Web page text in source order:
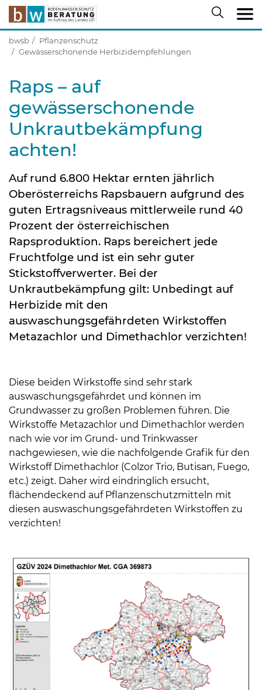
Skip to main content
bwsb
Pflanzenschutz
Gewässerschonende Herbizidempfehlungen
Raps – auf
gewässerschonende
Unkrautbekämpfung
achten!
Auf rund 6.800 Hektar ernten jährlich
Oberösterreichs Rapsbauern aufgrund des
guten Ertragsniveaus mittlerweile rund 40
Prozent der österreichischen
Rapsproduktion. Raps bereichert jede
Fruchtfolge und ist ein sehr guter
Stickstoffverwerter. Bei der
Unkrautbekämpfung gilt: Unbedingt auf
Herbizide mit den
auswaschungsgefährdeten Wirkstoffen
Metazachlor und Dimethachlor verzichten!
Diese beiden Wirkstoffe sind sehr stark
auswaschungsgefährdet und können im
Grundwasser zu großen Problemen führen. Die
Wirkstoffe Metazachlor und Dimethachlor werden
nach wie vor im Grund- und Trinkwasser
nachgewiesen, wie die nachfolgende Grafik für den
Wirkstoff Dimethachlor (Colzor Trio, Butisan, Fuego,
etc.) zeigt. Daher wird eindringlich ersucht,
flächendeckend auf Pflanzenschutzmitteln mit
diesen auswaschungsgefährdeten Wirkstoffen zu
verzichten!